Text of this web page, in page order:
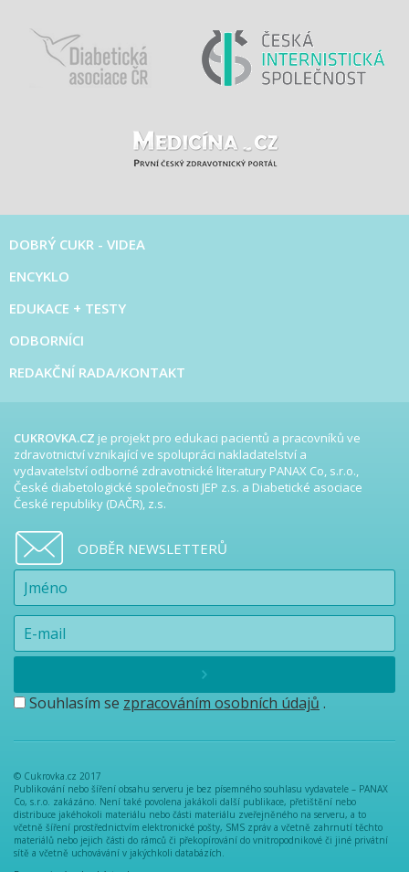
DOBRÝ CUKR - VIDEA
ENCYKLO
EDUKACE + TESTY
ODBORNÍCI
REDAKČNÍ RADA/KONTAKT
CUKROVKA.CZ je projekt pro edukaci pacientů a pracovníků ve
zdravotnictví vznikající ve spolupráci nakladatelství a
vydavatelství odborné zdravotnické literatury PANAX Co, s.r.o.,
České diabetologické společnosti JEP z.s. a Diabetické asociace
České republiky (DAČR), z.s.
ODBĚR NEWSLETTERŮ
Souhlasím se zpracováním osobních údajů .
© Cukrovka.cz 2017
Publikování nebo šíření obsahu serveru je bez písemného souhlasu vydavatele – PANAX
Co, s.r.o. zakázáno. Není také povolena jakákoli další publikace, přetištění nebo
distribuce jakéhokoli materiálu nebo části materiálu zveřejněného na serveru, a to
včetně šíření prostřednictvím elektronické pošty, SMS zpráv a včetně zahrnutí těchto
materiálů nebo jejich části do rámců či překopírování do vnitropodnikové či jiné privátní
sítě a včetně uchovávání v jakýchkoli databázích.